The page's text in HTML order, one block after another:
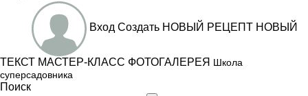
Вход Создать НОВЫЙ РЕЦЕПТ НОВЫЙ
ТЕКСТ МАСТЕР-КЛАСС ФОТОГАЛЕРЕЯ Школа
суперсадовника
Поиск